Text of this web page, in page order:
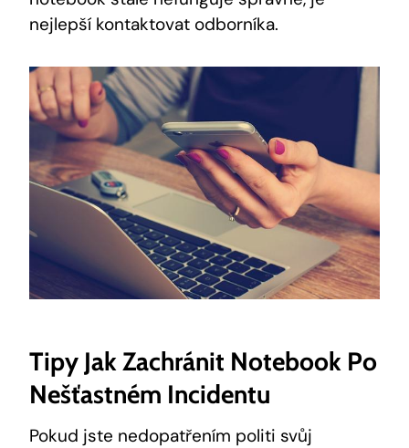
nejlepší kontaktovat odborníka.
Tipy Jak Zachránit Notebook Po
Nešťastném Incidentu
Pokud jste nedopatřením politi svůj